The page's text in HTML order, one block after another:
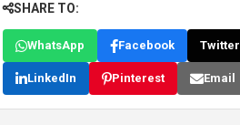
SHARE TO:
WhatsApp Facebook Twitter
LinkedIn Pinterest Email